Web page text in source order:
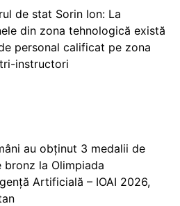
de stat Sorin Ion: La
din zona tehnologică există
personal calificat pe zona
instructori
au obținut 3 medalii de
la Olimpiada
Artificială – IOAI 2026,